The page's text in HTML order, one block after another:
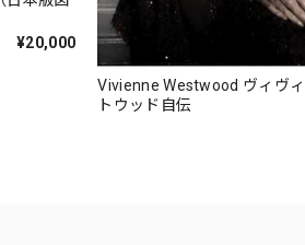
¥20,000
Vivienne Westwood ヴィヴ
トウッド自伝